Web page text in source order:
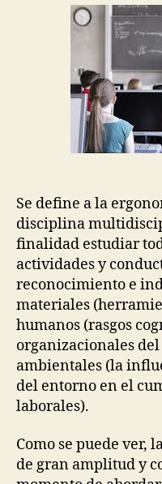
entrada
Se define a la
disciplina
finalidad estudiar
actividades y
reconocimiento e
materiales
humanos (rasgos
organizacionales
ambientales (la
del entorno en el
laborales).
Como se puede ver,
de gran amplitud y